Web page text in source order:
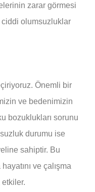
zarar görmesi
ciddi olumsuzluklar
Önemli bir
ve bedenimizin
bozuklukları sorunu
durumu ise
sahiptir. Bu
ve çalışma